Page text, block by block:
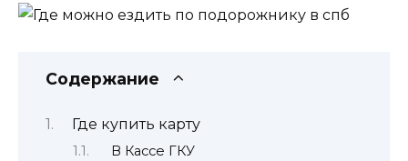
Содержание
Где купить карту
В Кассе ГКУ